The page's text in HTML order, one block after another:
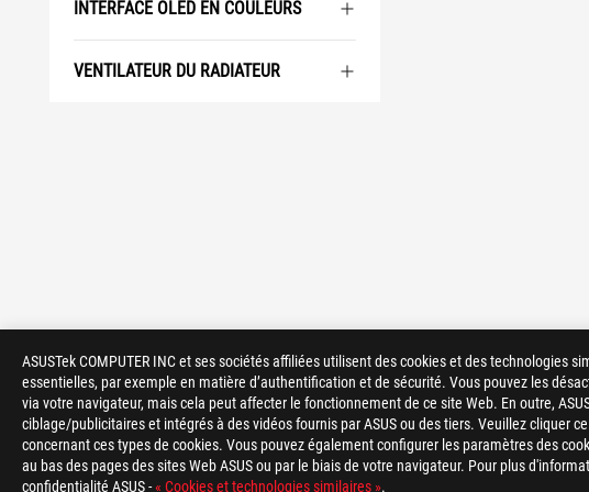
ASUSTek COMPUTER INC et ses sociétés affiliées utilisent des cookies et des technologies
essentielles, par exemple en matière d’authentification et de sécurité. Vous pouvez les
via votre navigateur, mais cela peut affecter le fonctionnement de ce site Web. En outre,
ciblage/publicitaires et intégrés à des vidéos fournis par ASUS ou des tiers. Veuillez cliquer
concernant ces types de cookies. Vous pouvez également configurer les paramètres des
au bas des pages des sites Web ASUS ou par le biais de votre navigateur. Pour plus
confidentialité ASUS -« Cookies et technologies similaires ».
INTERFACE OLED EN COULEURS
VENTILATEUR DU RADIATEUR
GAMING REFROIDISSEMENT > ROG RYUO